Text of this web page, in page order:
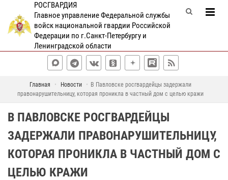
РОСГВАРДИЯ
Главное управление Федеральной службы
войск национальной гвардии Российской
Федерации по г.Санкт-Петербургу и
Ленинградской области
Главная Новости
В Павловске росгвардейцы задержали
правонарушительницу, которая проникла в частный дом с целью кражи
В ПАВЛОВСКЕ РОСГВАРДЕЙЦЫ
ЗАДЕРЖАЛИ ПРАВОНАРУШИТЕЛЬНИЦУ,
КОТОРАЯ ПРОНИКЛА В ЧАСТНЫЙ ДОМ С
ЦЕЛЬЮ КРАЖИ